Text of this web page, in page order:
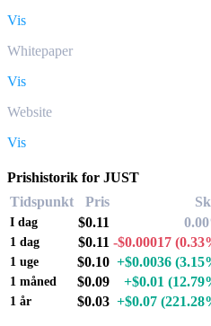
Vis
Whitepaper
Vis
Website
Vis
Prishistorik for JUST
Tidspunkt
Pris
I dag $0.11
1 dag $0.11 -$0.00017
1 uge $0.10 +$0.0036
1 måned $0.09 +$0.01
1 år $0.03 +$0.07